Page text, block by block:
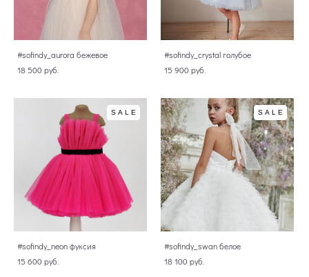
#sofindy_aurora бежевое
18 500 pуб.
#sofindy_crystal голубое
15 900 pуб.
SALE
#sofindy_neon фуксия
15 600 pуб.
SALE
#sofindy_swan белое
18 100 pуб.